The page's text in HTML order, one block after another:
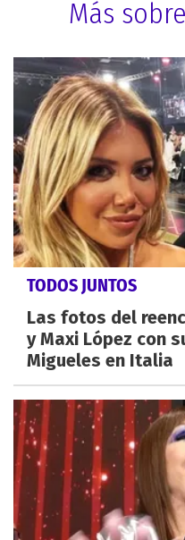
Más
TODOS JUNTOS
Las fotos del
y Maxi López con
Migueles en Italia